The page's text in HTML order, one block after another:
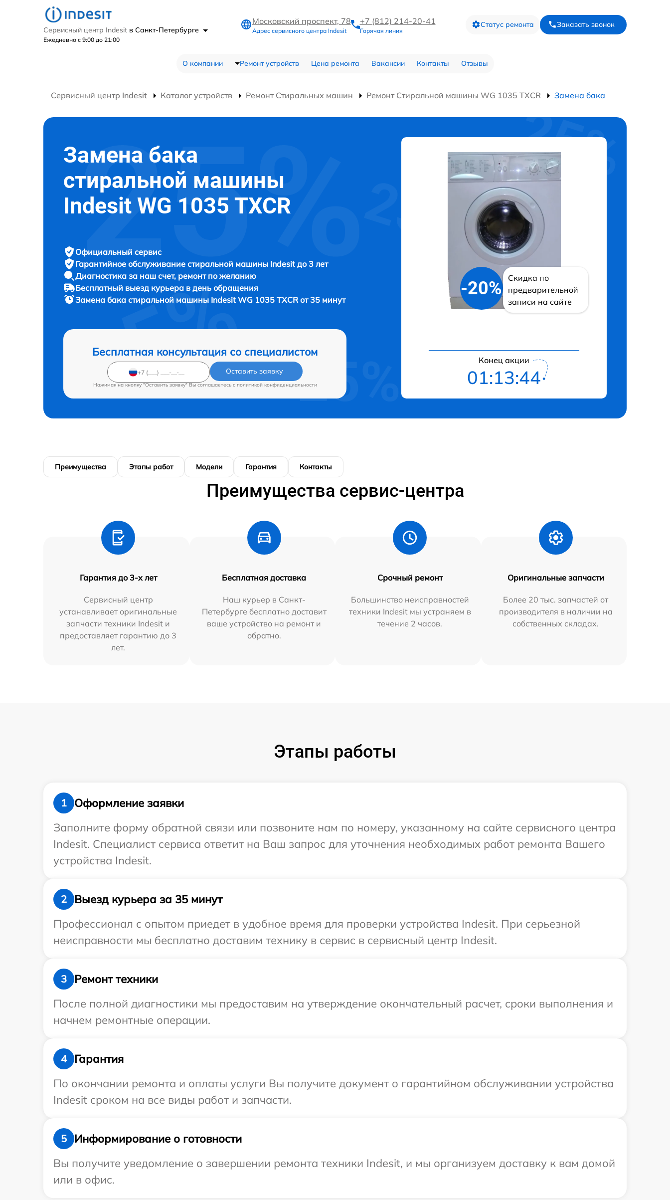
Сервисный центр Indesit в Санкт-Петербурге
Ежедневно с 9:00 до 21:00
Московский проспект, 78
Адрес сервисного центра Indesit
+7 (812) 214-20-41
Горячая линия
Статус ремонта Заказать звонок
О компании Ремонт устройств Цена ремонта Вакансии Контакты Отзывы
Сервисный центр Indesit Каталог устройств Ремонт Стиральных машин Ремонт Стиральной машины WG 1035 TXCR Замена бака
Замена бака
стиральной машины
Indesit WG 1035 TXCR
Официальный сервис
Гарантийное обслуживание стиральной машины Indesit до 3 лет
Диагностика за наш счет, ремонт по желанию
Бесплатный выезд курьера в день обращения
Замена бака стиральной машины Indesit WG 1035 TXCR от 35 минут
Бесплатная консультация со специалистом
Оставить заявку
Нажимая на кнопку "Оставить заявку" Вы соглашаетесь c политикой конфиденциальности
-20%
Скидка по
предварительной
записи на сайте
Конец акции
01:13:43
Преимущества Этапы работ Модели Гарантия Контакты
Преимущества сервис-центра
Гарантия до 3-х лет
Сервисный центр
устанавливает оригинальные
запчасти техники Indesit и
предоставляет гарантию до 3
лет.
Бесплатная доставка
Наш курьер в Санкт-
Петербурге бесплатно доставит
ваше устройство на ремонт и
обратно.
Срочный ремонт
Большинство неисправностей
техники Indesit мы устраняем в
течение 2 часов.
Оригинальные запчасти
Более 20 тыс. запчастей от
производителя в наличии на
собственных складах.
Этапы работы
1
Оформление заявки
Заполните форму обратной связи или позвоните нам по номеру, указанному на сайте сервисного центра
Indesit. Специалист сервиса ответит на Ваш запрос для уточнения необходимых работ ремонта Вашего
устройства Indesit.
2
Выезд курьера за 35 минут
Профессионал с опытом приедет в удобное время для проверки устройства Indesit. При серьезной
неисправности мы бесплатно доставим технику в сервис в сервисный центр Indesit.
3
Ремонт техники
После полной диагностики мы предоставим на утверждение окончательный расчет, сроки выполнения и
начнем ремонтные операции.
4
Гарантия
По окончании ремонта и оплаты услуги Вы получите документ о гарантийном обслуживании устройства
Indesit сроком на все виды работ и запчасти.
5
Информирование о готовности
Вы получите уведомление о завершении ремонта техники Indesit, и мы организуем доставку к вам домой
или в офис.